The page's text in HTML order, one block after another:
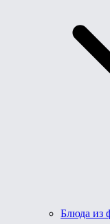
Блюда из